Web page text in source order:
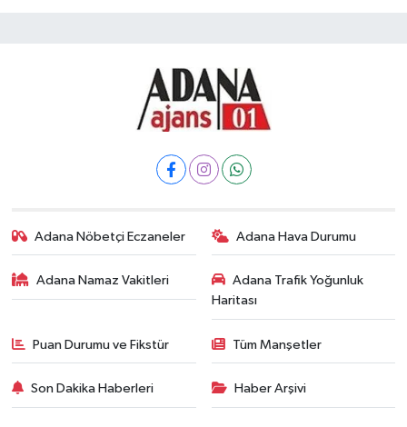
Adana Nöbetçi Eczaneler Adana Hava Durumu
Adana Namaz Vakitleri
Adana Trafik Yoğunluk
Haritası
Puan Durumu ve Fikstür Tüm Manşetler
Son Dakika Haberleri Haber Arşivi